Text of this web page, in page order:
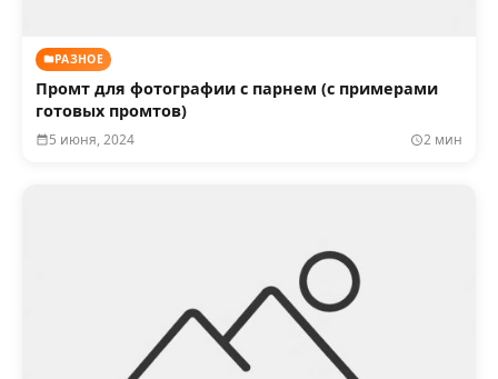
РАЗНОЕ
Промт для фотографии с парнем (с примерами
готовых промтов)
5 июня, 2024 2 мин